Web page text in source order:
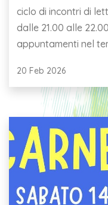
ciclo di incontri di
dalle 21.00 alle
appuntamenti nel
20 Feb 2026